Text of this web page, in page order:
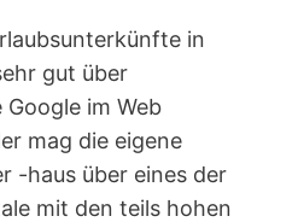
in
gut über
im Web
mag die eigene
-haus über eines der
mit den teils hohen